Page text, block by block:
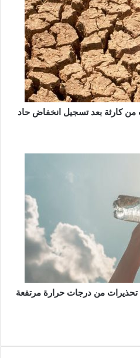
كارثة بعد تسجيل انخفاض حاد
من درجات حرارة مرتفعة